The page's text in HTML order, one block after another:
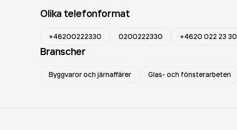
Olika telefonformat
+46200222330 0200222330 +4620 022 23 30
Branscher
Byggvaror och järnaffärer Glas- och fönsterarbeten